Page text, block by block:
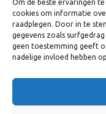
Om de beste ervaringen
cookies om informatie
raadplegen. Door in te
gegevens zoals
geen toestemming geeft
nadelige invloed hebben
E-mail: info@8rhk.nl
Telefoonnummers
Privacyverklaring